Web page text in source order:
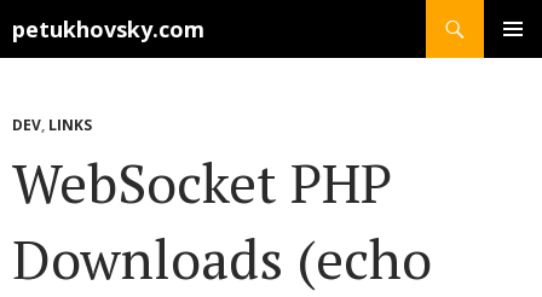
petukhovsky.com
SKIP
DEV, LINKS
WebSocket PHP
Downloads (echo